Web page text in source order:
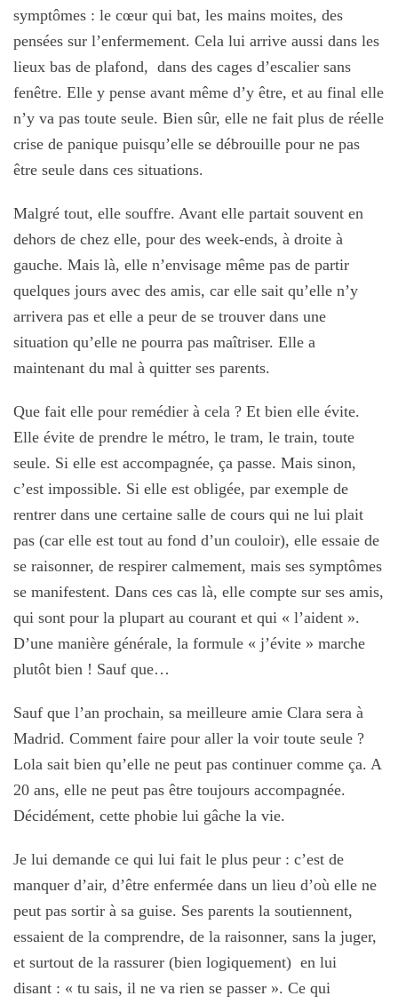
symptômes : le cœur qui bat, les mains moites, des
pensées sur l’enfermement. Cela lui arrive aussi dans les
lieux bas de plafond, dans des cages d’escalier sans
fenêtre. Elle y pense avant même d’y être, et au final elle
n’y va pas toute seule. Bien sûr, elle ne fait plus de réelle
crise de panique puisqu’elle se débrouille pour ne pas
être seule dans ces situations.
Malgré tout, elle souffre. Avant elle partait souvent en
dehors de chez elle, pour des week-ends, à droite à
gauche. Mais là, elle n’envisage même pas de partir
quelques jours avec des amis, car elle sait qu’elle n’y
arrivera pas et elle a peur de se trouver dans une
situation qu’elle ne pourra pas maîtriser. Elle a
maintenant du mal à quitter ses parents.
Que fait elle pour remédier à cela ? Et bien elle évite.
Elle évite de prendre le métro, le tram, le train, toute
seule. Si elle est accompagnée, ça passe. Mais sinon,
c’est impossible. Si elle est obligée, par exemple de
rentrer dans une certaine salle de cours qui ne lui plait
pas (car elle est tout au fond d’un couloir), elle essaie de
se raisonner, de respirer calmement, mais ses symptômes
se manifestent. Dans ces cas là, elle compte sur ses amis,
qui sont pour la plupart au courant et qui « l’aident ».
D’une manière générale, la formule « j’évite » marche
plutôt bien ! Sauf que…
Sauf que l’an prochain, sa meilleure amie Clara sera à
Madrid. Comment faire pour aller la voir toute seule ?
Lola sait bien qu’elle ne peut pas continuer comme ça. A
20 ans, elle ne peut pas être toujours accompagnée.
Décidément, cette phobie lui gâche la vie.
Je lui demande ce qui lui fait le plus peur : c’est de
manquer d’air, d’être enfermée dans un lieu d’où elle ne
peut pas sortir à sa guise. Ses parents la soutiennent,
essaient de la comprendre, de la raisonner, sans la juger,
et surtout de la rassurer (bien logiquement) en lui
disant : « tu sais, il ne va rien se passer ». Ce qui